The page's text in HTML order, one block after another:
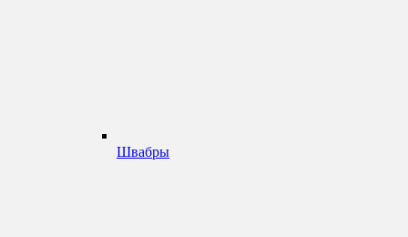
Швабры